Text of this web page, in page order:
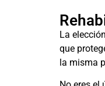
La
que
la misma